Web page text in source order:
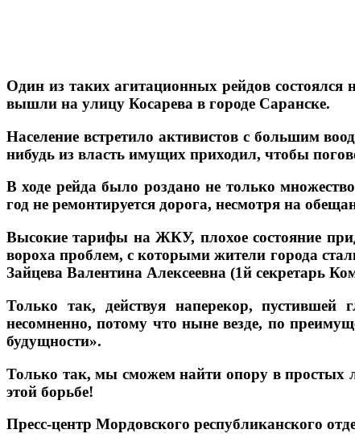
Один из таких агитационных рейдов
вышли на улицу Косарева в городе Саранске.
Население встретило активистов с большим
нибудь из власть имущих приходил, чтобы
В ходе рейда было роздано не только
год не ремонтируется дорога, несмотря на
Высокие тарифы на ЖКУ, плохое состояние
вороха проблем, с которыми жители города
Зайцева Валентина Алексеевна (1й секретарь
Только так, действуя наперекор,
несомненно, потому что ныне везде, по
будущности».
Только так, мы сможем найти опору в простых
этой борьбе!
Пресс-центр Мордовского республиканского